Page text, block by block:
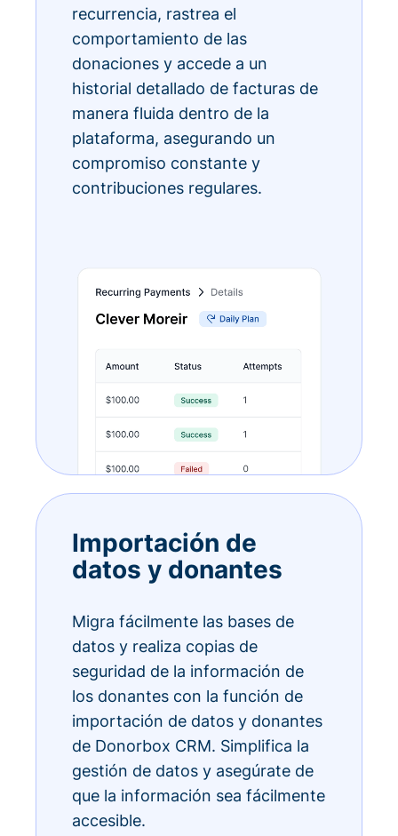
recurrencia, rastrea el
comportamiento de las
donaciones y accede a un
historial detallado de facturas de
manera fluida dentro de la
plataforma, asegurando un
compromiso constante y
contribuciones regulares.
Importación de
datos y donantes
Migra fácilmente las bases de
datos y realiza copias de
seguridad de la información de
los donantes con la función de
importación de datos y donantes
de Donorbox CRM. Simplifica la
gestión de datos y asegúrate de
que la información sea fácilmente
accesible.